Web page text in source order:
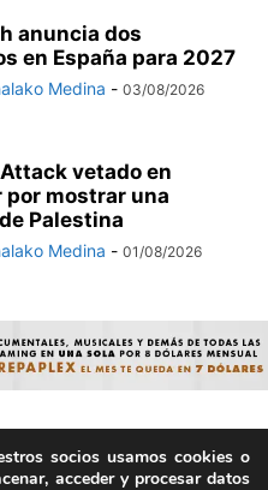
anuncia dos
en España para 2027
Medina - 03/08/2026
vetado en
por mostrar una
Palestina
Medina - 01/08/2026
Hecho por humanos, no por
socios usamos cookies o
acceder y procesar datos